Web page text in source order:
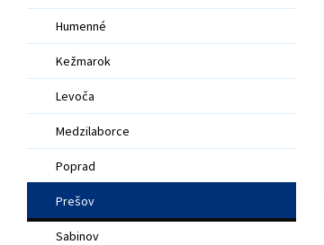
Humenné
Kežmarok
Levoča
Medzilaborce
Poprad
Prešov
Sabinov